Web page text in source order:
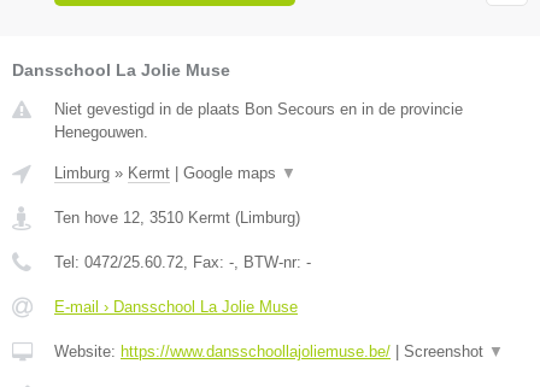
Dansschool La Jolie Muse
Niet gevestigd in de plaats Bon Secours en in de provincie
Henegouwen.
Limburg » Kermt Google maps ▼
Ten hove 12 3510 Kermt ( Limburg)
Tel: 0472/25.60.72 , Fax: - , BTW-nr: -
E-mail › Dansschool La Jolie Muse
Website: https://www.dansschoollajoliemuse.be/ Screenshot ▼